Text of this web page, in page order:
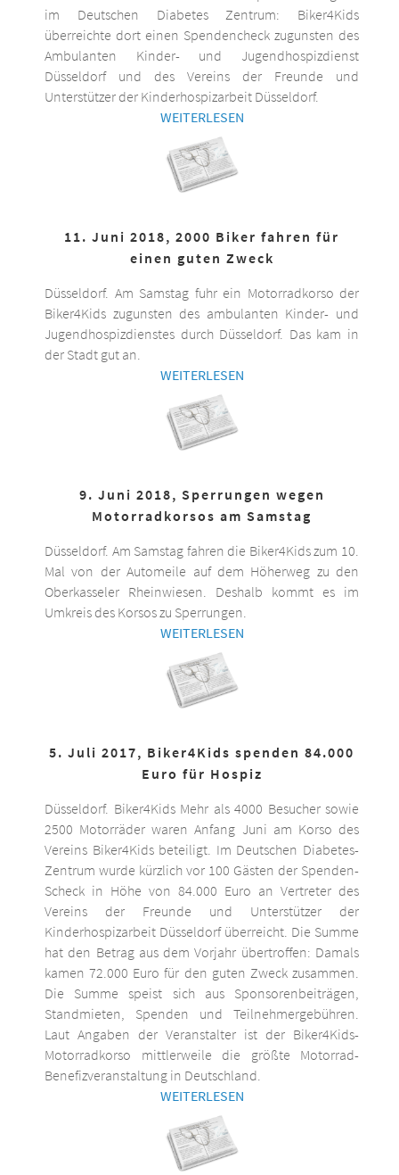
im Deutschen Diabetes Zentrum: Biker4Kids
überreichte dort einen Spendencheck zugunsten des
Ambulanten Kinder- und Jugendhospizdienst
Düsseldorf und des Vereins der Freunde und
Unterstützer der Kinderhospizarbeit Düsseldorf.
WEITERLESEN
11. Juni 2018, 2000 Biker fahren für
einen guten Zweck
Düsseldorf. Am Samstag fuhr ein Motorradkorso der
Biker4Kids zugunsten des ambulanten Kinder- und
Jugendhospizdienstes durch Düsseldorf. Das kam in
der Stadt gut an.
WEITERLESEN
9. Juni 2018, Sperrungen wegen
Motorradkorsos am Samstag
Düsseldorf. Am Samstag fahren die Biker4Kids zum 10.
Mal von der Automeile auf dem Höherweg zu den
Oberkasseler Rheinwiesen. Deshalb kommt es im
Umkreis des Korsos zu Sperrungen.
WEITERLESEN
5. Juli 2017, Biker4Kids spenden 84.000
Euro für Hospiz
Düsseldorf. Biker4Kids Mehr als 4000 Besucher sowie
2500 Motorräder waren Anfang Juni am Korso des
Vereins Biker4Kids beteiligt. Im Deutschen Diabetes-
Zentrum wurde kürzlich vor 100 Gästen der Spenden-
Scheck in Höhe von 84.000 Euro an Vertreter des
Vereins der Freunde und Unterstützer der
Kinderhospizarbeit Düsseldorf überreicht. Die Summe
hat den Betrag aus dem Vorjahr übertroffen: Damals
kamen 72.000 Euro für den guten Zweck zusammen.
Die Summe speist sich aus Sponsorenbeiträgen,
Standmieten, Spenden und Teilnehmergebühren.
Laut Angaben der Veranstalter ist der Biker4Kids-
Motorradkorso mittlerweile die größte Motorrad-
Benefizveranstaltung in Deutschland.
WEITERLESEN